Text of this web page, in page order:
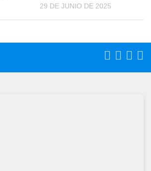
29 DE JUNIO DE 2025